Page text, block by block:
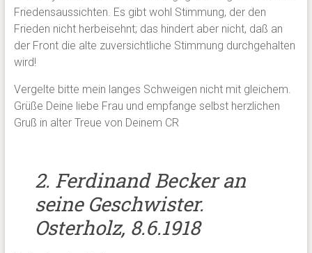
Friedensaussichten. Es gibt wohl Stimmung, der den
Frieden nicht herbeisehnt; das hindert aber nicht, daß an
der Front die alte zuversichtliche Stimmung durchgehalten
wird!
Vergelte bitte mein langes Schweigen nicht mit gleichem.
Grüße Deine liebe Frau und empfange selbst herzlichen
Gruß in alter Treue von Deinem CR
2. Ferdinand Becker an
seine Geschwister.
Osterholz, 8.6.1918